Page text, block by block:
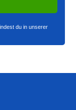
du in unserer